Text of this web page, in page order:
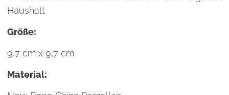
Haushalt
Größe:
9,7 cm x 9,7 cm
Material: